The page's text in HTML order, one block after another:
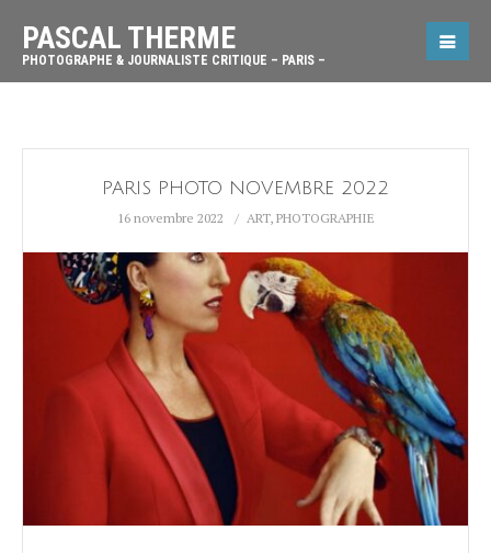
PASCAL THERME
PHOTOGRAPHE & JOURNALISTE CRITIQUE – PARIS –
PARIS PHOTO NOVEMBRE 2022
16 novembre 2022 ART, PHOTOGRAPHIE